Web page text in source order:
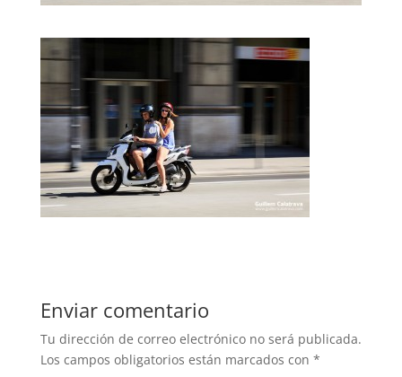
Enviar comentario
Tu dirección de correo electrónico no será publicada.
Los campos obligatorios están marcados con *